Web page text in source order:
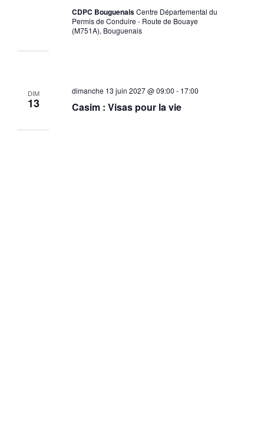
CDPC BouguenaisCentre Départemental du
Permis de Conduire - Route de Bouaye
(M751A), Bouguenais
DIM
13 Casim : Visas pour la vie
dimanche 13 juin 2027 @ 09:00 - 17:00